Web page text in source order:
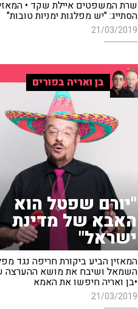
שרת המשפטים איילת שקד •
הסתייג: "יש מפלגות ימניות טובות"
21/03/2019
בן ואריה בפורים
"יורם שפטל הוא
האבא של מדינת
ישראל"
המאזין הביע ביקורת חריפה נגד
השמאל ושיבח את מושא ההערצה
•בן ואריה חיפשו את האמא
21/03/2019